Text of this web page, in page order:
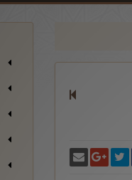
شارك على فيسبوك
انشر تغريدة
شارك على غوغل بلس